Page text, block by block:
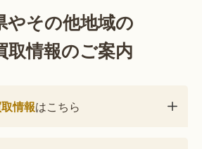
やその他地域の
取情報のご案内
情報はこちら